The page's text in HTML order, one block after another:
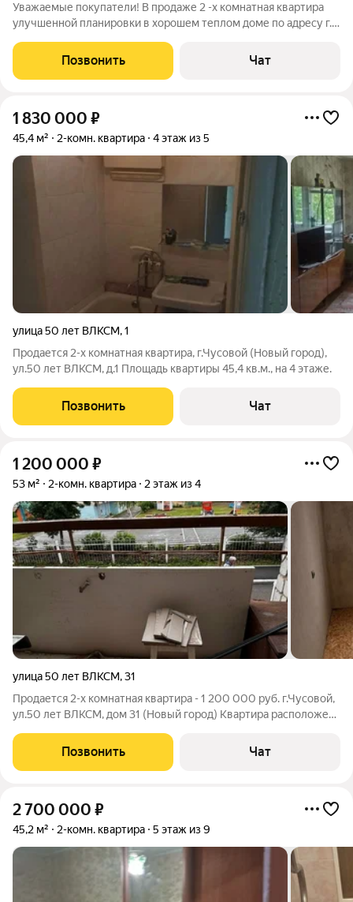
Уважаемые покупатели! В продаже 2 -х комнатная квартира
улучшенной планировки в хорошем теплом доме по адресу г.
ремонт, сан узел - разделен. Подходит под любые виды
оплаты. Помощь в
Позвонить Чат
1 830 000 ₽
45,4 м² 2-комн. квартира 4 этаж из 5
улица 50 лет ВЛКСМ,1
Продается 2-х комнатная квартира, г.Чусовой (Новый город),
ул.50 лет ВЛКСМ, д.1 Площадь квартиры 45,4 кв.м., на 4 этаже.
Позвонить Чат
1 200 000 ₽
53 м² 2-комн. квартира 2 этаж из 4
улица 50 лет ВЛКСМ,31
Продается 2-х комнатная квартира - 1 200 000 руб. г.Чусовой,
ул.50 лет ВЛКСМ, дом 31 (Новый город) Квартира расположена
комнат 19,1 кв.м. + 12,7 кв.м., большая кухня, площадь 8,3 кв.м.
Квартира
Позвонить Чат
2 700 000 ₽
45,2 м² 2-комн. квартира 5 этаж из 9